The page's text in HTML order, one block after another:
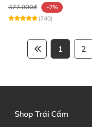
377.000₫
-7%
(740)
1 2
Shop Trái Cấm